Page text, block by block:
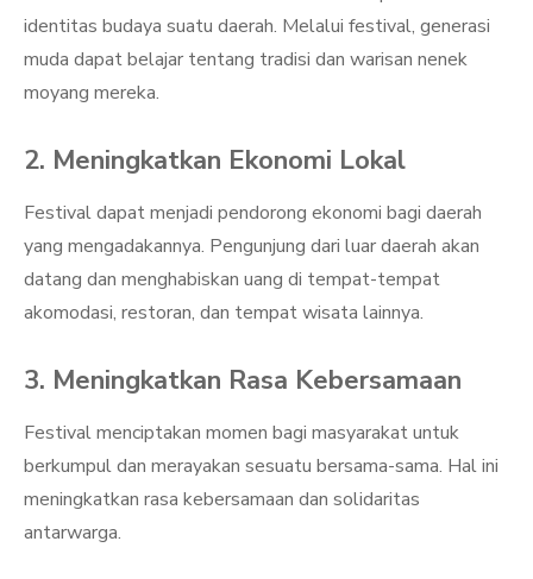
identitas budaya suatu daerah. Melalui festival, generasi
muda dapat belajar tentang tradisi dan warisan nenek
moyang mereka.
2. Meningkatkan Ekonomi Lokal
Festival dapat menjadi pendorong ekonomi bagi daerah
yang mengadakannya. Pengunjung dari luar daerah akan
datang dan menghabiskan uang di tempat-tempat
akomodasi, restoran, dan tempat wisata lainnya.
3. Meningkatkan Rasa Kebersamaan
Festival menciptakan momen bagi masyarakat untuk
berkumpul dan merayakan sesuatu bersama-sama. Hal ini
meningkatkan rasa kebersamaan dan solidaritas
antarwarga.